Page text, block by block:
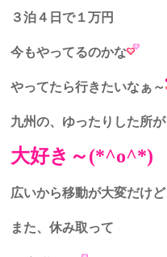
３泊４日で１万円
今もやってるのかな
やってたら行きたいなぁ～
九州の、ゆったりした所が
大好き～(*^o^*)
広いから移動が大変だけど
また、休み取って